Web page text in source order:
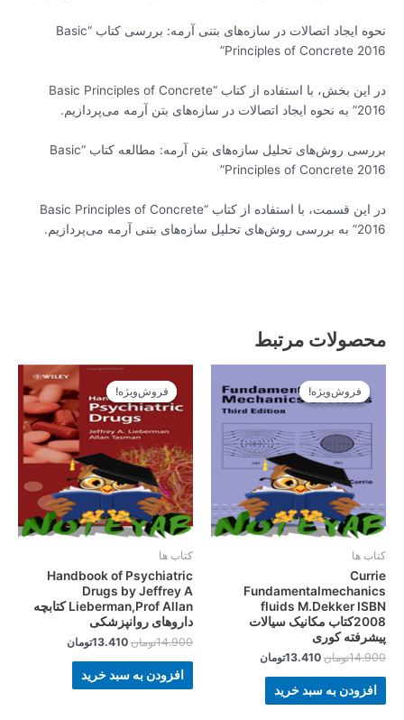
نحوه ایجاد اتصالات در سازه‌های بتنی آرمه: بررسی کتاب “Basic
Principles of Concrete 2016”
در این بخش، با استفاده از کتاب “Basic Principles of Concrete
2016” به نحوه ایجاد اتصالات در سازه‌های بتن آرمه می‌پردازیم.
بررسی روش‌های تحلیل سازه‌های بتن آرمه: مطالعه کتاب “Basic
Principles of Concrete 2016”
در این قسمت، با استفاده از کتاب “Basic Principles of Concrete
2016” به بررسی روش‌های تحلیل سازه‌های بتنی آرمه می‌پردازیم.
محصولات مرتبط
فروش‌ویژه!
فروش‌ویژه!
کتاب ها
Currie
Fundamentalmechanics
fluids M.Dekker ISBN
2008کتاب مکانیک سیالات
پیشرفته کوری
14.900تومان
اصلی
14.900تومان
13.410تومان
فعلی
13.410تومان
است.
افزودن به سبد خرید
فروش‌ویژه!
فروش‌ویژه!
کتاب ها
Handbook of Psychiatric
Drugs by Jeffrey A
Lieberman,Prof Allan کتابچه
داروهای روانپزشکی
14.900تومان
قیمت
اصلی
14.900تومان
بود.
13.410تومان
قیمت
فعلی
13.410تومان
است.
افزودن به سبد خرید